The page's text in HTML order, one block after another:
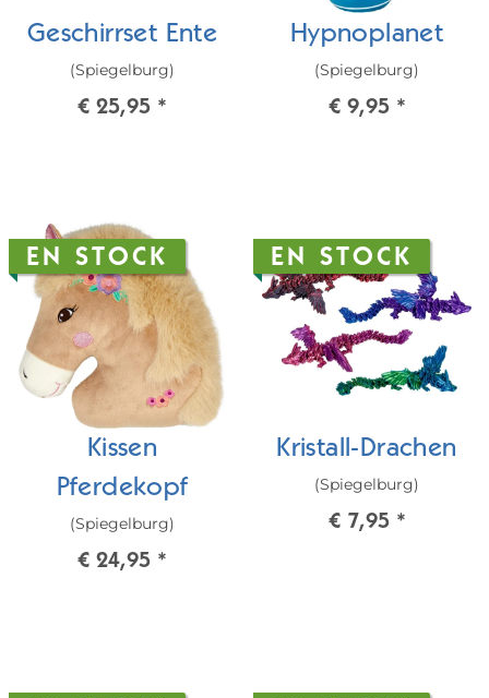
Geschirrset Ente
(Spiegelburg)
€ 25,95 *
Hypnoplanet
(Spiegelburg)
€ 9,95 *
EN STOCK
Kissen
Pferdekopf
(Spiegelburg)
€ 24,95 *
EN STOCK
Kristall-Drachen
(Spiegelburg)
€ 7,95 *